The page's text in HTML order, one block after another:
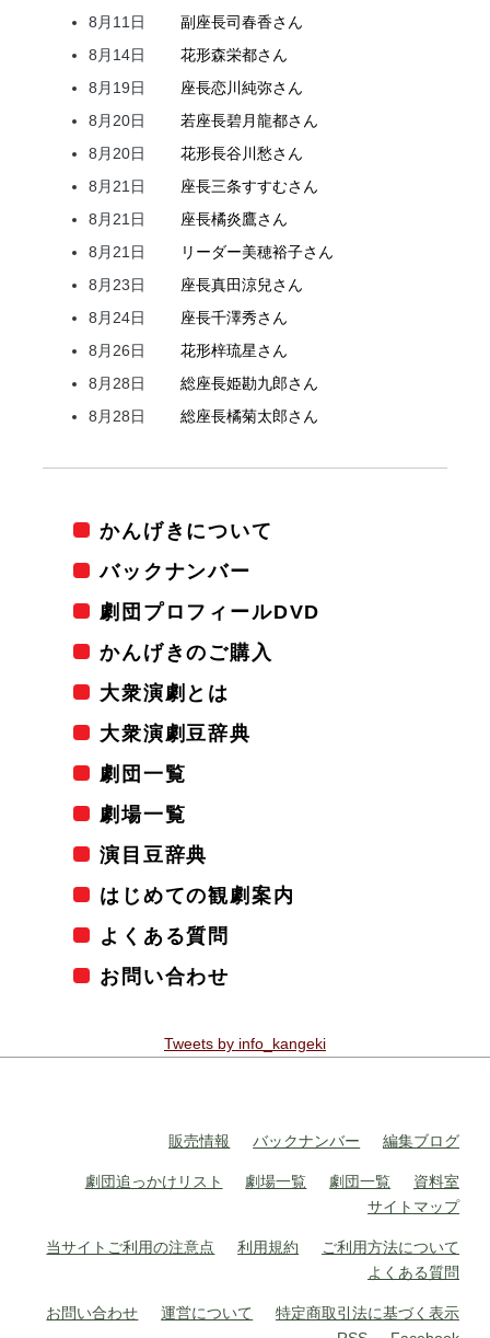
8月11日
副座長司春香さん
8月14日
花形森栄都さん
8月19日
座長恋川純弥さん
8月20日
若座長碧月龍都さん
8月20日
花形長谷川愁さん
8月21日
座長三条すすむさん
8月21日
座長橘炎鷹さん
8月21日
リーダー美穂裕子さん
8月23日
座長真田涼兒さん
8月24日
座長千澤秀さん
8月26日
花形梓琉星さん
8月28日
総座長姫勘九郎さん
8月28日
総座長橘菊太郎さん
かんげきについて
バックナンバー
劇団プロフィールDVD
かんげきのご購入
大衆演劇とは
大衆演劇豆辞典
劇団一覧
劇場一覧
演目豆辞典
はじめての観劇案内
よくある質問
お問い合わせ
Tweets by info_kangeki
販売情報 バックナンバー 編集ブログ
劇団追っかけリスト 劇場一覧 劇団一覧
資料室
サイトマップ
当サイトご利用の注意点 利用規約
ご利用方法について
よくある質問
お問い合わせ 運営について
特定商取引法に基づく表示